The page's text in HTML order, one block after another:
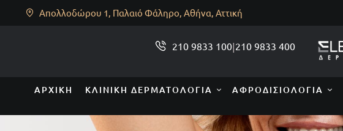
Απολλοδώρου 1, Παλαιό Φάληρο, Αθήνα, Αττική
210 9833 400
|
210 9833 100
ΑΡΧΙΚΉ ΚΛΙΝΙΚΉ ΔΕΡΜΑΤΟΛΟΓΊΑ ΑΦΡΟΔΙΣΙΟΛΟΓΊΑ